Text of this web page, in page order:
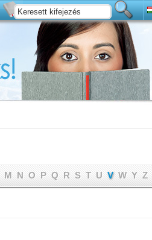
M N O P Q R S T U V W Y Z
telepíteni
Bővített keresés